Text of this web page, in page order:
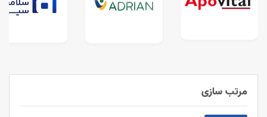
مرتب سازی